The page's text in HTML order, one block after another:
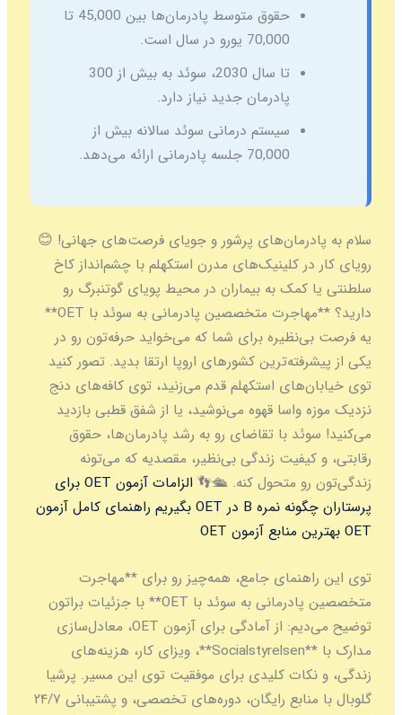
حقوق متوسط پادرمان‌ها بین 45,000 تا
70,000 یورو در سال است.
تا سال 2030، سوئد به بیش از 300
پادرمان جدید نیاز دارد.
سیستم درمانی سوئد سالانه بیش از
70,000 جلسه پادرمانی ارائه می‌دهد.
سلام به پادرمان‌های پرشور و جویای فرصت‌های جهانی! 😊
رویای کار در کلینیک‌های مدرن استکهلم با چشم‌انداز کاخ
سلطنتی یا کمک به بیماران در محیط پویای گوتنبرگ رو
دارید؟ **مهاجرت متخصصین پادرمانی به سوئد با OET**
یه فرصت بی‌نظیره برای شما که می‌خواید حرفه‌تون رو در
یکی از پیشرفته‌ترین کشورهای اروپا ارتقا بدید. تصور کنید
توی خیابان‌های استکهلم قدم می‌زنید، توی کافه‌های دنج
نزدیک موزه واسا قهوه می‌نوشید، یا از شفق قطبی بازدید
می‌کنید! سوئد با تقاضای رو به رشد پادرمان‌ها، حقوق
رقابتی، و کیفیت زندگی بی‌نظیر، مقصدیه که می‌تونه
زندگی‌تون رو متحول کنه. 🛳️👣
الزامات آزمون OET برای
پرستاران چگونه نمره B در OET بگیریم
راهنمای کامل آزمون
OET بهترین منابع آزمون OET
توی این راهنمای جامع، همه‌چیز رو برای **مهاجرت
متخصصین پادرمانی به سوئد با OET** با جزئیات براتون
توضیح می‌دیم: از آمادگی برای آزمون OET، معادل‌سازی
مدارک با **Socialstyrelsen**، ویزای کار، هزینه‌های
زندگی، و نکات کلیدی برای موفقیت توی این مسیر. پرشیا
گلوبال با منابع رایگان، دوره‌های تخصصی، و پشتیبانی ۲۴/۷